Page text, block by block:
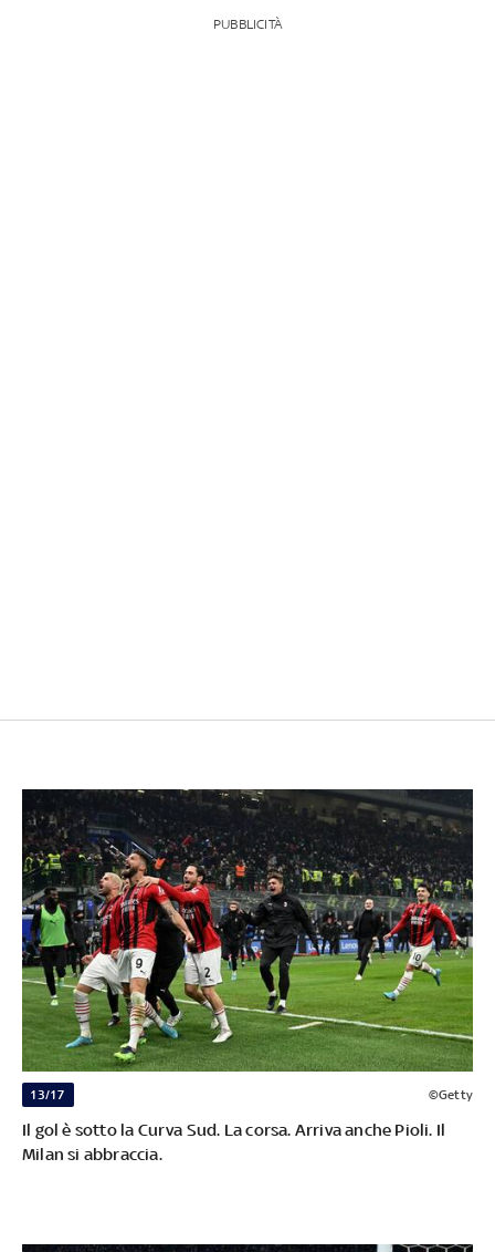
PUBBLICITÀ
13/17 ©Getty
Il gol è sotto la Curva Sud. La corsa. Arriva anche Pioli. Il
Milan si abbraccia.